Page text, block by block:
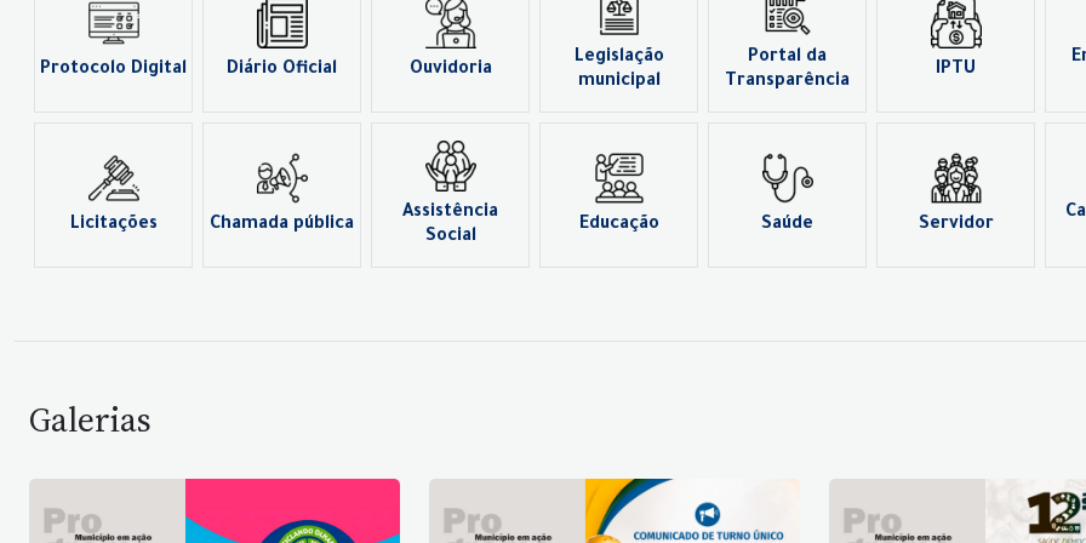
Protocolo Digital Diário Oficial Ouvidoria
Legislação
municipal
Portal da
Transparência
IPTU
Licitações Chamada pública
Assistência
Social
Educação Saúde Servidor
Galerias